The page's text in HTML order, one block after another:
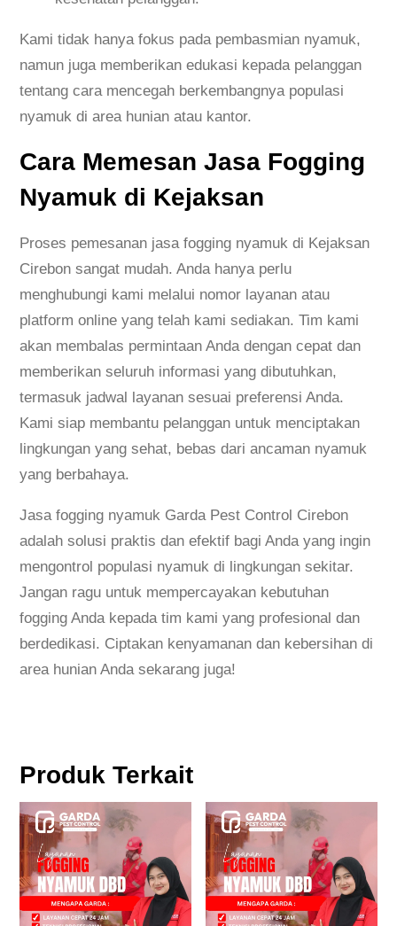
Kami tidak hanya fokus pada pembasmian nyamuk,
namun juga memberikan edukasi kepada pelanggan
tentang cara mencegah berkembangnya populasi
nyamuk di area hunian atau kantor.
Cara Memesan Jasa Fogging
Nyamuk di Kejaksan
Proses pemesanan jasa fogging nyamuk di Kejaksan
Cirebon sangat mudah. Anda hanya perlu
menghubungi kami melalui nomor layanan atau
platform online yang telah kami sediakan. Tim kami
akan membalas permintaan Anda dengan cepat dan
memberikan seluruh informasi yang dibutuhkan,
termasuk jadwal layanan sesuai preferensi Anda.
Kami siap membantu pelanggan untuk menciptakan
lingkungan yang sehat, bebas dari ancaman nyamuk
yang berbahaya.
Jasa fogging nyamuk Garda Pest Control Cirebon
adalah solusi praktis dan efektif bagi Anda yang ingin
mengontrol populasi nyamuk di lingkungan sekitar.
Jangan ragu untuk mempercayakan kebutuhan
fogging Anda kepada tim kami yang profesional dan
berdedikasi. Ciptakan kenyamanan dan kebersihan di
area hunian Anda sekarang juga!
Produk Terkait